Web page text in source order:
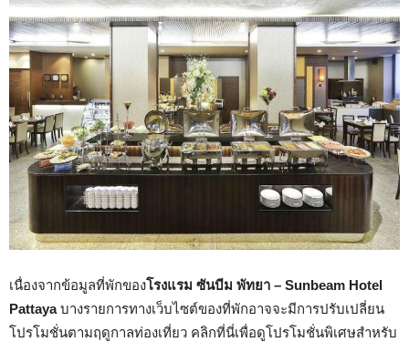
เนื่องจากข้อมูลที่พักของโรงแรม ซันบีม พัทยา – Sunbeam Hotel
Pattayaบางรายการทางเว็บไซต์ของที่พักอาจจะมีการปรับเปลี่ยน
โปรโมชั่นตามฤดูกาลท่องเที่ยว คลิกที่นี่เพื่อดูโปรโมชั่นพิเศษสำหรับ